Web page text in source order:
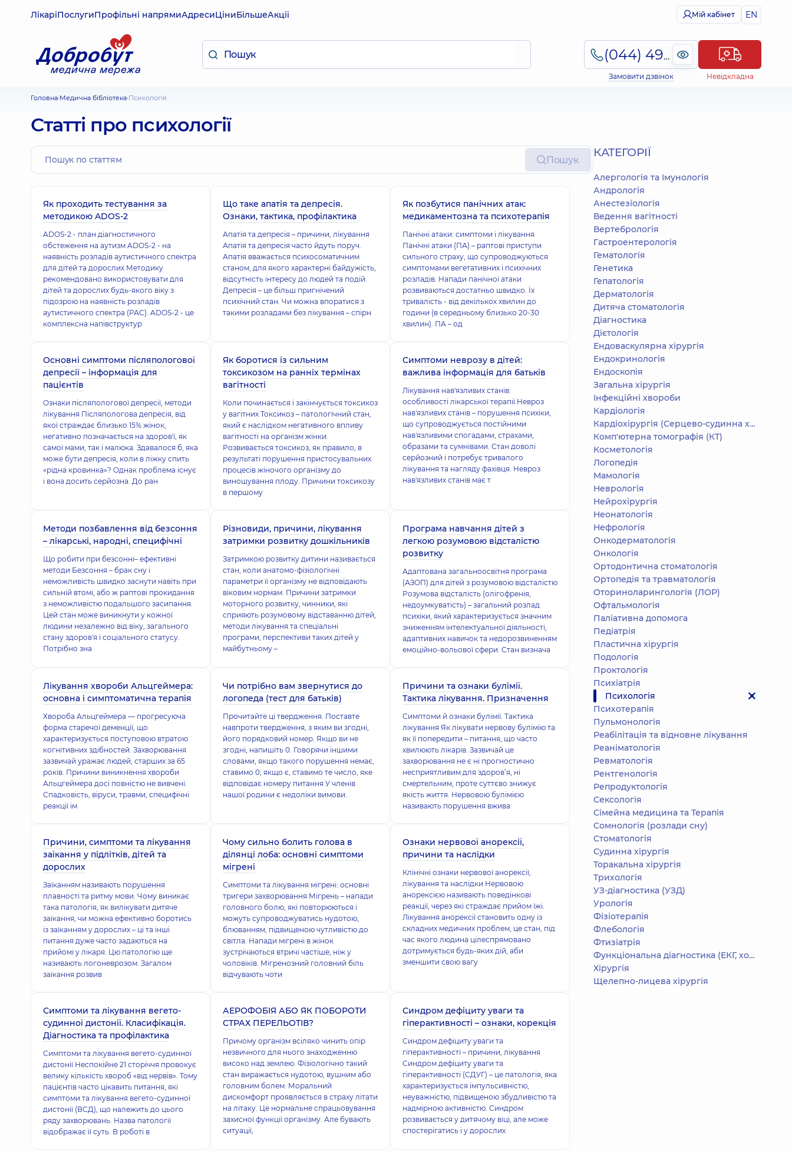
ЛікаріПослугиПрофільні напрямиАдресиЦіниБільшеАкції Мій кабінет EN
(044) 495-2-888
Замовити дзвінок Невідкладна
Головна Медична бібліотека Психологія
Статті про психології
Пошук
Як проходить тестування за
методикою ADOS-2
ADOS-2 - план діагностичного
обстеження на аутизм ADOS-2 - на
наявність розладів аутистичного спектра
для дітей та дорослих Методику
рекомендовано використовувати для
дітей та дорослих будь-якого віку з
підозрою на наявність розладів
аутистичного спектра (РАС). ADOS-2 - це
комплексна напівструктур
Що таке апатія та депресія.
Ознаки, тактика, профілактика
Апатія та депресія – причини, лікування
Апатія та депресія часто йдуть поруч.
Апатія вважається психосоматичним
станом, для якого характерні байдужість,
відсутність інтересу до людей та подій.
Депресія – це більш пригнічений
психічний стан. Чи можна впоратися з
такими розладами без лікування – спірн
Як позбутися панічних атак:
медикаментозна та психотерапія
Панічні атаки: симптоми і лікування
Панічні атаки (ПА) – раптові приступи
сильного страху, що супроводжуються
симптомами вегетативних і психічних
розладів. Напади панічної атаки
розвиваються достатньо швидко. Їх
тривалість - від декількох хвилин до
години (в середньому близько 20-30
хвилин). ПА – од
Основні симптоми післяпологової
депресії – інформація для
пацієнтів
Ознаки післяпологової депресії, методи
лікування Післяпологова депресія, від
якої страждає близько 15% жінок,
негативно позначається на здоров'ї, як
самої мами, так і малюка. Здавалося б, яка
може бути депресія, коли в ліжку спить
«рідна кровинка»? Однак проблема існує
і вона досить серйозна. До ран
Як боротися із сильним
токсикозом на ранніх термінах
вагітності
Коли починається і закінчується токсикоз
у вагітних Токсикоз – патологічний стан,
який є наслідком негативного впливу
вагітності на організм жінки.
Розвивається токсикоз, як правило, в
результаті порушення пристосувальних
процесів жіночого організму до
виношування плоду. Причини токсикозу
в першому
Симптоми неврозу в дітей:
важлива інформація для батьків
Лікування нав'язливих станів:
особливості лікарської терапії Невроз
нав'язливих станів – порушення психіки,
що супроводжується постійними
нав'язливими спогадами, страхами,
образами та сумнівами. Стан доволі
серйозний і потребує тривалого
лікування та нагляду фахівця. Невроз
нав'язливих станів має т
Методи позбавлення від безсоння
– лікарські, народні, специфічні
Що робити при безсонні– ефективні
методи Безсоння – брак сну і
неможливість швидко заснути навіть при
сильній втомі, або ж раптові прокидання
з неможливістю подальшого засипання.
Цей стан може виникнути у кожної
людини незалежно від віку, загального
стану здоров'я і соціального статусу.
Потрібно зна
Різновиди, причини, лікування
затримки розвитку дошкільників
Затримкою розвитку дитини називається
стан, коли анатомо-фізіологічні
параметри її організму не відповідають
віковим нормам. Причини затримки
моторного розвитку, чинники, які
сприяють розумовому відставанню дітей,
методи лікування та спеціальні
програми, перспективи таких дітей у
майбутньому –
Програма навчання дітей з
легкою розумовою відсталістю
розвитку
Адаптована загальноосвітня програма
(АЗОП) для дітей з розумовою відсталістю
Розумова відсталість (олігофренія,
недоумкуватість) – загальний розлад
психіки, який характеризується значним
зниженням інтелектуальної діяльності,
адаптивних навичок та недорозвиненням
емоційно-вольової сфери. Стан визнача
Лікування хвороби Альцгеймера:
основна і симптоматична терапія
Хвороба Альцгеймера — прогресуюча
форма старечої деменції, що
характеризується поступовою втратою
когнітивних здібностей. Захворювання
зазвичай уражає людей, старших за 65
років. Причини виникнення хвороби
Альцгеймера досі повністю не вивчені.
Спадковість, віруси, травми, специфічні
реакції ім
Чи потрібно вам звернутися до
логопеда (тест для батьків)
Прочитайте ці твердження. Поставте
навпроти твердження, з яким ви згодні,
його порядковий номер. Якщо ви не
згодні, напишіть 0. Говорячи іншими
словами, якщо такого порушення немає,
ставимо 0; якщо є, ставимо те число, яке
відповідає номеру питання У членів
нашої родини є недоліки вимови.
Причини та ознаки булімії.
Тактика лікування. Призначення
Симптоми й ознаки булімії. Тактика
лікування Як лікувати нервову булімію та
як її попередити – питання, що часто
хвилюють лікарів. Зазвичай це
захворювання не є ні прогностично
несприятливим для здоров’я, ні
смертельним, проте суттєво знижує
якість життя. Нервовою булімією
називають порушення вжива
Причини, симптоми та лікування
заїкання у підлітків, дітей та
дорослих
Заїканням називають порушення
плавності та ритму мови. Чому виникає
така патологія, як вилікувати дитяче
заїкання, чи можна ефективно боротись
із заїканням у дорослих – ці та інші
питання дуже часто задаються на
прийомі у лікаря. Цю патологію ще
називають логоневрозом. Загалом
заїкання розвив
Чому сильно болить голова в
ділянці лоба: основні симптоми
мігрені
Симптоми та лікування мігрені: основні
тригери захворювання Мігрень – напади
головного болю, які повторюються і
можуть супроводжуватись нудотою,
блюванням, підвищеною чутливістю до
світла. Напади мігрені в жінок
зустрічаються втричі частіше, ніж у
чоловіків. Мігренозний головний біль
відчувають чоти
Ознаки нервової анорексії,
причини та наслідки
Клінічні ознаки нервової анорексії,
лікування та наслідки Нервовою
анорексією називають поведінкові
реакції, через які страждає прийом їжі.
Лікування анорексії становить одну із
складних медичних проблем, це стан, під
час якого людина цілеспрямовано
дотримується будь-яких дій, аби
зменшити свою вагу
Симптоми та лікування вегето-
судинної дистонії. Класифікація.
Діагностика та профілактика
Симптоми та лікування вегето-судинної
дистонії Неспокійне 21 сторіччя провокує
велику кількість хвороб «від нервів». Тому
пацієнтів часто цікавить питання, які
симптоми та лікування вегето-судинної
дистонії (ВСД), що належить до цього
ряду захворювань. Назва патології
відображає її суть. В роботі в
АЕРОФОБІЯ АБО ЯК ПОБОРОТИ
СТРАХ ПЕРЕЛЬОТІВ?
Причому організм всіляко чинить опір
незвичного для нього знаходженню
високо над землею. Фізіологічно такий
стан виражається нудотою, вушним або
головним болем. Моральний
дискомфорт проявляється в страху літати
на літаку. Це нормальне спрацьовування
захисної функції організму. Але бувають
ситуації,
Синдром дефіциту уваги та
гіперактивності – ознаки, корекція
Синдром дефіциту уваги та
гіперактивності – причини, лікування
Синдром дефіциту уваги та
гіперактивності (СДУГ) – це патологія, яка
характеризується імпульсивністю,
неуважністю, підвищеною збудливістю та
надмірною активністю. Синдром
розвивається у дитячому віці, але може
спостерігатись і у дорослих
КАТЕГОРІЇ
Алергологія та Імунологія
Андрологія
Анестезіологія
Ведення вагітності
Вертебрологія
Гастроентерологія
Гематологія
Генетика
Гепатологія
Дерматологія
Дитяча стоматологія
Діагностика
Дієтологія
Ендоваскулярна хірургія
Ендокринологія
Ендоскопія
Загальна хірургія
Інфекційні хвороби
Кардіологія
Кардіохірургія (Серцево-судинна хірургія)
Комп'ютерна томографія (КТ)
Косметологія
Логопедія
Мамологія
Неврологія
Нейрохірургія
Неонатологія
Нефрологія
Онкодерматологія
Онкологія
Ортодонтична стоматологія
Ортопедія та травматологія
Оториноларингологія (ЛОР)
Офтальмологія
Паліативна допомога
Педіатрія
Пластична хірургія
Подологiя
Проктологія
Психіатрія
Психологія
Психотерапія
Пульмонологія
Реабілітація та відновне лікування
Реаніматологія
Ревматологія
Рентгенологія
Репродуктологія
Сексологія
Сімейна медицина та Терапія
Сомнологія (розлади сну)
Стоматологія
Судинна хірургія
Торакальна хірургія
Трихологія
УЗ-діагностика (УЗД)
Урологія
Фізіотерапія
Флебологія
Фтизіатрія
Функціональна діагностика (ЕКГ, холтер, добове АТ)
Хірургія
Щелепно-лицева хірургія